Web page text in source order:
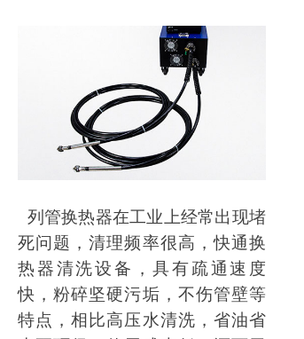
列管换热器在工业上经常出现堵
死问题，清理频率很高，快通换
热器清洗设备，具有疏通速度
快，粉碎坚硬污垢，不伤管壁等
特点，相比高压水清洗，省油省